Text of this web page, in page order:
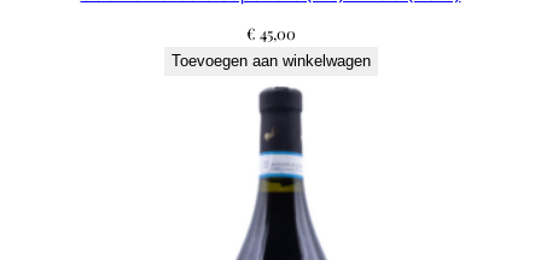
€ 45,00
Toevoegen aan winkelwagen